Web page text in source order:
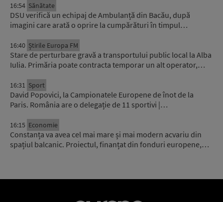
16:54 Sănătate
DSU verifică un echipaj de Ambulanță din Bacău, după
imagini care arată o oprire la cumpărături în timpul…
16:40 Știrile Europa FM
Stare de perturbare gravă a transportului public local la Alba
Iulia. Primăria poate contracta temporar un alt operator,…
16:31 Sport
David Popovici, la Campionatele Europene de înot de la
Paris. România are o delegație de 11 sportivi |…
16:15 Economie
Constanța va avea cel mai mare și mai modern acvariu din
spațiul balcanic. Proiectul, finanțat din fonduri europene,…